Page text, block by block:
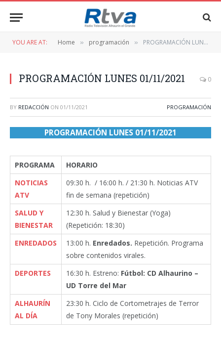
YOU ARE AT: Home » programación » PROGRAMACIÓN LUNES 01/11/2021
PROGRAMACIÓN LUNES 01/11/2021 0
BY REDACCIÓN ON 01/11/2021 PROGRAMACIÓN
PROGRAMACIÓN LUNES 01/11/2021
PROGRAMA
HORARIO
NOTICIAS
ATV
09:30 h. / 16:00 h. / 21:30 h. Noticias ATV
fin de semana (repetición)
SALUD Y
BIENESTAR
12:30 h. Salud y Bienestar (Yoga)
(Repetición: 18:30)
ENREDADOS
13:00 h. Enredados. Repetición. Programa
sobre contenidos virales.
DEPORTES
16:30 h. Estreno: Fútbol: CD Alhaurino –
UD Torre del Mar
ALHAURÍN
AL DÍA
23:30 h. Ciclo de Cortometrajes de Terror
de Tony Morales (repetición)